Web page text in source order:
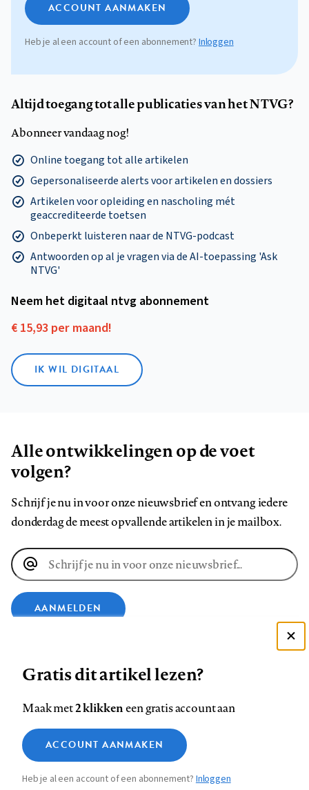
ACCOUNT AANMAKEN
Heb je al een account of een abonnement?Inloggen
Altijd toegang tot alle publicaties van het NTVG?
Abonneer vandaag nog!
Online toegang tot alle artikelen
Gepersonaliseerde alerts voor artikelen en dossiers
Artikelen voor opleiding en nascholing mét
geaccrediteerde toetsen
Onbeperkt luisteren naar de NTVG-podcast
Antwoorden op al je vragen via de AI-toepassing 'Ask
NTVG'
Neem het digitaal ntvg abonnement
€ 15,93 per maand!
IK WIL DIGITAAL
Alle ontwikkelingen op de voet
volgen?
Schrijf je nu in voor onze nieuwsbrief en ontvang iedere
donderdag de meest opvallende artikelen in je mailbox.
E-
mailadres
AANMELDEN
op
Facebook
op
LinkedIn
op
Bluesky
ons
op
InstagramYouTube
Footer
Contact Colofon Disclaimer Privacy
Medische vragen verdienen
betrouwbare antwoorden
Zie onze cookie policy
Analytische cookies
Marketing cookies
Gratis dit artikel lezen?
Maak met2 klikkeneen gratis account aan
ACCOUNT AANMAKEN
Heb je al een account of een abonnement?Inloggen